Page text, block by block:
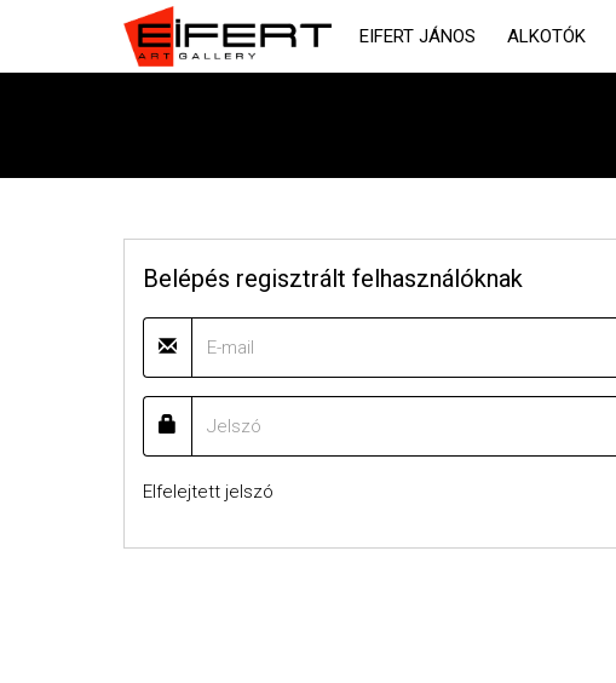
EIFERT JÁNOS ALKOTÓK
Belépés regisztrált felhasználóknak
Elfelejtett jelszó